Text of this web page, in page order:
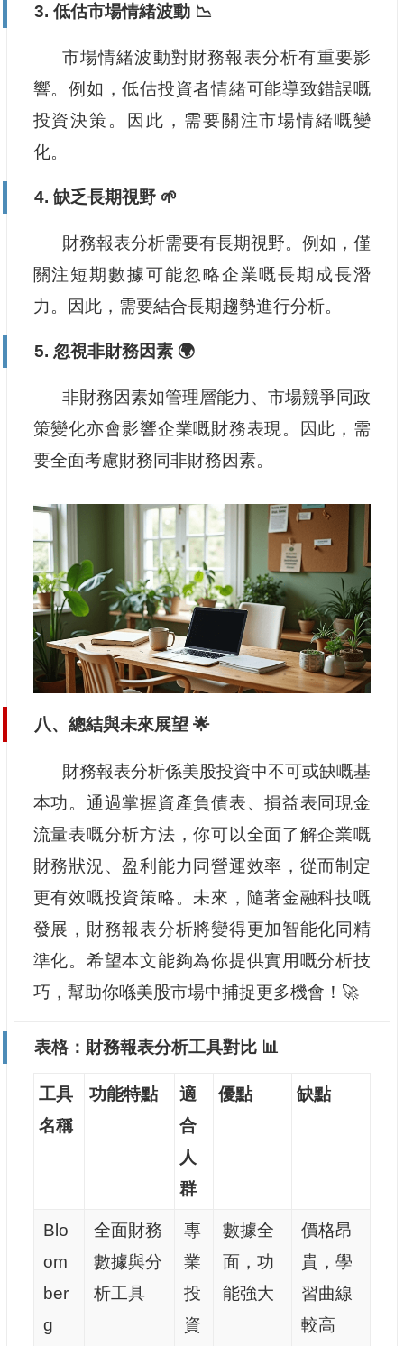
3. 低估市場情緒波動 📉
市場情緒波動對財務報表分析有重要影
響。例如，低估投資者情緒可能導致錯誤嘅
投資決策。因此，需要關注市場情緒嘅變
化。
4. 缺乏長期視野 🌱
財務報表分析需要有長期視野。例如，僅
關注短期數據可能忽略企業嘅長期成長潛
力。因此，需要結合長期趨勢進行分析。
5. 忽視非財務因素 🌍
非財務因素如管理層能力、市場競爭同政
策變化亦會影響企業嘅財務表現。因此，需
要全面考慮財務同非財務因素。
八、總結與未來展望 🌟
財務報表分析係美股投資中不可或缺嘅基
本功。通過掌握資產負債表、損益表同現金
流量表嘅分析方法，你可以全面了解企業嘅
財務狀況、盈利能力同營運效率，從而制定
更有效嘅投資策略。未來，隨著金融科技嘅
發展，財務報表分析將變得更加智能化同精
準化。希望本文能夠為你提供實用嘅分析技
巧，幫助你喺美股市場中捕捉更多機會！🚀
表格：財務報表分析工具對比 📊
工具
名稱
功能特點
適
合
人
群
優點 缺點
Blo
om
ber
g
全面財務
數據與分
析工具
專
業
投
資
數據全
面，功
能強大
價格昂
貴，學
習曲線
較高